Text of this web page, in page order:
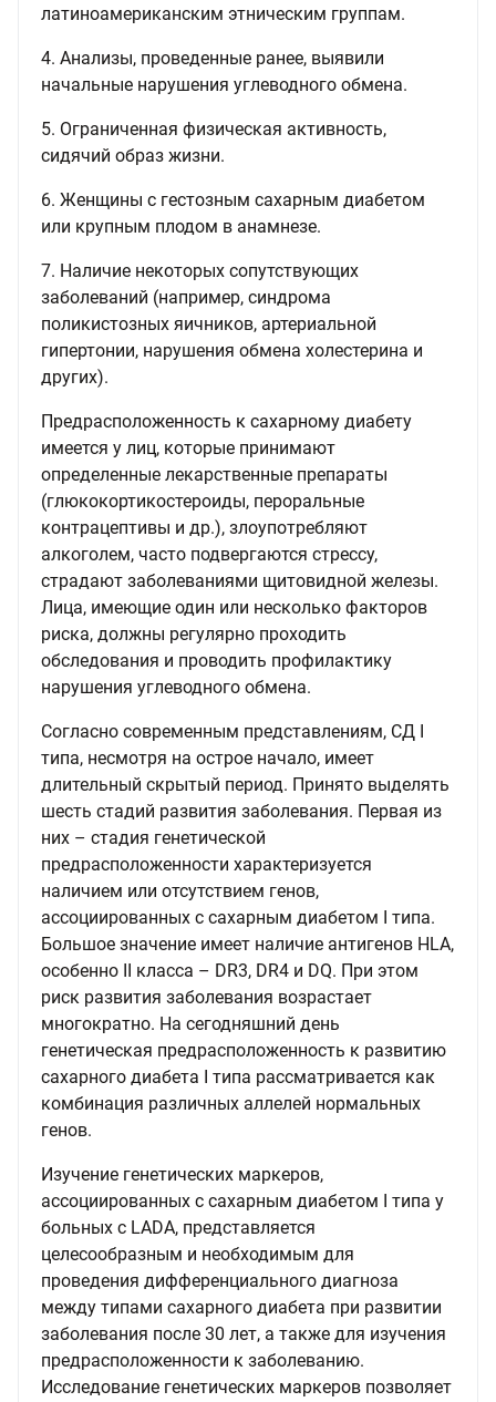
латиноамериканским этническим группам.
4. Анализы, проведенные ранее, выявили
начальные нарушения углеводного обмена.
5. Ограниченная физическая активность,
сидячий образ жизни.
6. Женщины с гестозным сахарным диабетом
или крупным плодом в анамнезе.
7. Наличие некоторых сопутствующих
заболеваний (например, синдрома
поликистозных яичников, артериальной
гипертонии, нарушения обмена холестерина и
других).
Предрасположенность к сахарному диабету
имеется у лиц, которые принимают
определенные лекарственные препараты
(глюкокортикостероиды, пероральные
контрацептивы и др.), злоупотребляют
алкоголем, часто подвергаются стрессу,
страдают заболеваниями щитовидной железы.
Лица, имеющие один или несколько факторов
риска, должны регулярно проходить
обследования и проводить профилактику
нарушения углеводного обмена.
Согласно современным представлениям, СД I
типа, несмотря на острое начало, имеет
длительный скрытый период. Принято выделять
шесть стадий развития заболевания. Первая из
них – стадия генетической
предрасположенности характеризуется
наличием или отсутствием генов,
ассоциированных с сахарным диабетом I типа.
Большое значение имеет наличие антигенов HLA,
особенно II класса – DR3, DR4 и DQ. При этом
риск развития заболевания возрастает
многократно. На сегодняшний день
генетическая предрасположенность к развитию
сахарного диабета I типа рассматривается как
комбинация различных аллелей нормальных
генов.
Изучение генетических маркеров,
ассоциированных с сахарным диабетом I типа у
больных с LADA, представляется
целесообразным и необходимым для
проведения дифференциального диагноза
между типами сахарного диабета при развитии
заболевания после 30 лет, а также для изучения
предрасположенности к заболеванию.
Исследование генетических маркеров позволяет